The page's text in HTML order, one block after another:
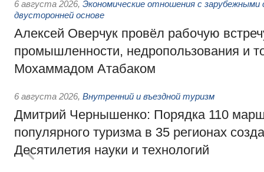
6 августа 2026, Экономические отношения с
двусторонней основе
Алексей Оверчук провёл рабочую
промышленности, недропользования и
Мохаммадом Атабаком
6 августа 2026, Внутренний и въездной туризм
Дмитрий Чернышенко: Порядка 110
популярного туризма в 35 регионах
Десятилетия науки и технологий